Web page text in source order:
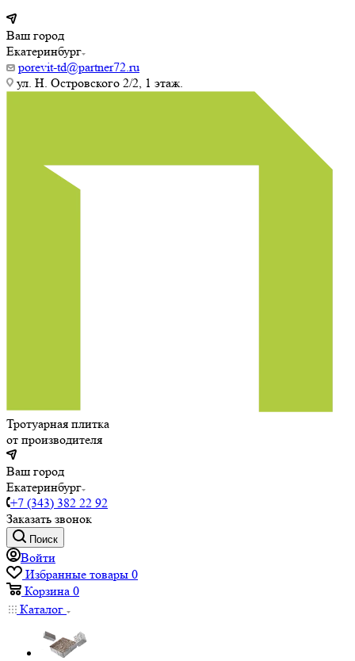
Ваш город
Екатеринбург
porevit-td@partner72.ru
ул. Н. Островского 2/2, 1 этаж.
Тротуарная плитка
от производителя
Ваш город
Екатеринбург
+7 (343) 382 22 92
Заказать звонок
Поиск
Войти
Избранные товары 0
Корзина 0
Каталог